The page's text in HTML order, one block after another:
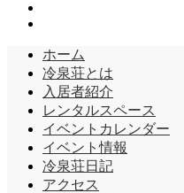
ホーム
冷泉荘とは
入居者紹介
レンタルスペース
イベントカレンダー
イベント情報
冷泉荘日記
アクセス